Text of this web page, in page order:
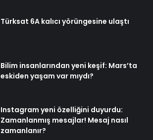
Türksat 6A kalıcı yörüngesine ulaştı
Bilim insanlarından yeni keşif: Mars’ta
eskiden yaşam var mıydı?
Instagram yeni özelliğini duyurdu:
Zamanlanmış mesajlar! Mesaj nasıl
zamanlanır?